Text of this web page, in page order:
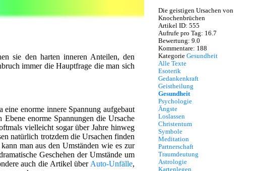
sie den harten inneren Anteilen, den
immer die Hauptfrage die man sich
enorme innere Spannung aufgebaut
enorme Spannungen die Ursache
vielleicht sogar über Jahre hinweg
natürlich trotzdem die Ursachen finden
man aus den Umständen wie es zur
Geschehen der Umstände um
auch die Artikel über Auto-Unfälle,
Die geistigen Ursachen von
Knochenbrüchen
Artikel ID: 555
Aufrufe pro Tag: 16.7
Bewertung: 9.0
Kommentare: 188
Kategorie Gesundheit
Alle Texte
Esoterik
Gedankenkraft
Geistheilung
Gesundheit
Psychologie
Ängste
Loslassen
Christentum
Symbole
Meditation
Partnerschaft
Traumdeutung
Astrologie
Kartenlegen